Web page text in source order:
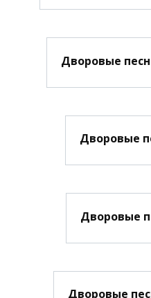
Дворовые
Дворовые
Дворовые
Дворовые